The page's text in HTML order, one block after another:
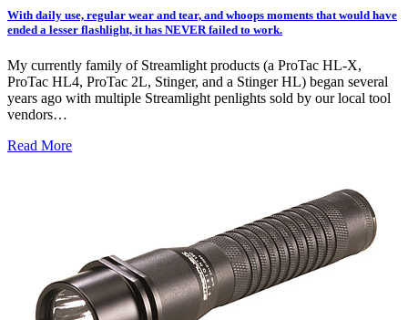
With daily use, regular wear and tear, and whoops moments that would have
ended a lesser flashlight, it has NEVER failed to work.
My currently family of Streamlight products (a ProTac HL-X,
ProTac HL4, ProTac 2L, Stinger, and a Stinger HL) began several
years ago with multiple Streamlight penlights sold by our local tool
vendors…
Read More